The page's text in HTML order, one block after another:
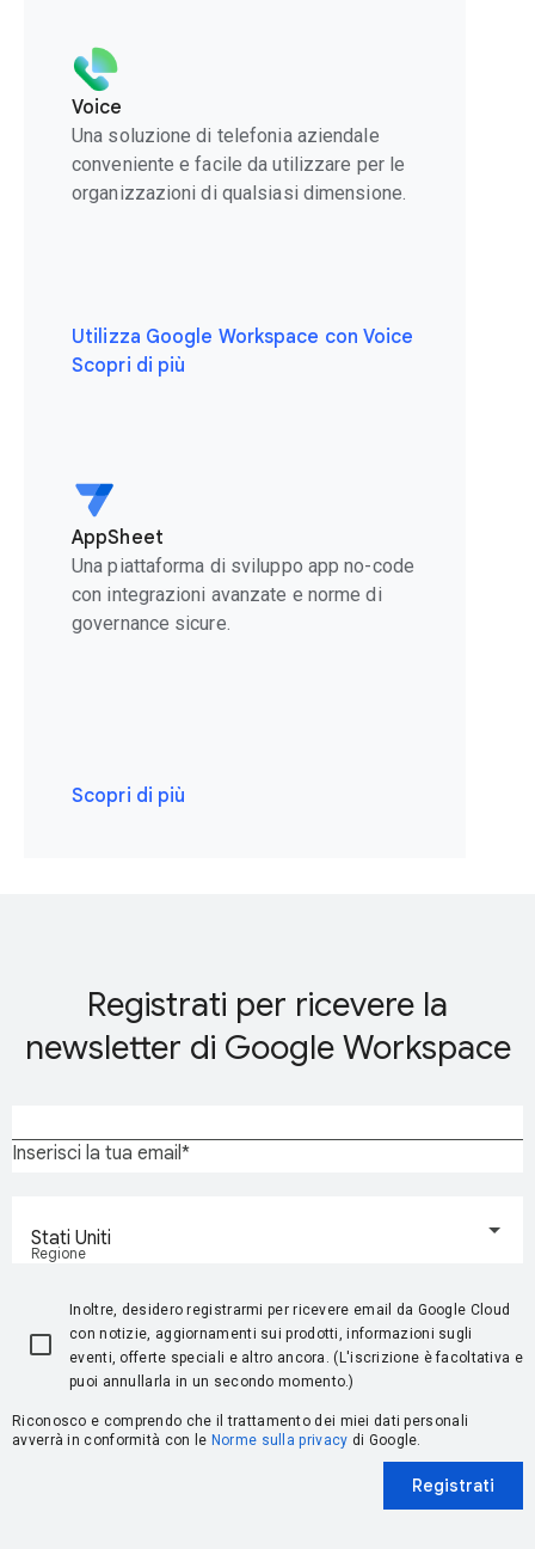
Voice
Una soluzione di telefonia aziendale
conveniente e facile da utilizzare per le
organizzazioni di qualsiasi dimensione.
Utilizza Google Workspace con Voice
Scopri di più
AppSheet
Una piattaforma di sviluppo app no-code
con integrazioni avanzate e norme di
governance sicure.
Scopri di più
Registrati per ricevere la
newsletter di Google Workspace
Inserisci la tua email
Regione
Stati Uniti
Inoltre, desidero registrarmi per ricevere email da Google Cloud
con notizie, aggiornamenti sui prodotti, informazioni sugli
eventi, offerte speciali e altro ancora. (L'iscrizione è facoltativa e
puoi annullarla in un secondo momento.)
Riconosco e comprendo che il trattamento dei miei dati personali
avverrà in conformità con le Norme sulla privacy di Google.
Registrati